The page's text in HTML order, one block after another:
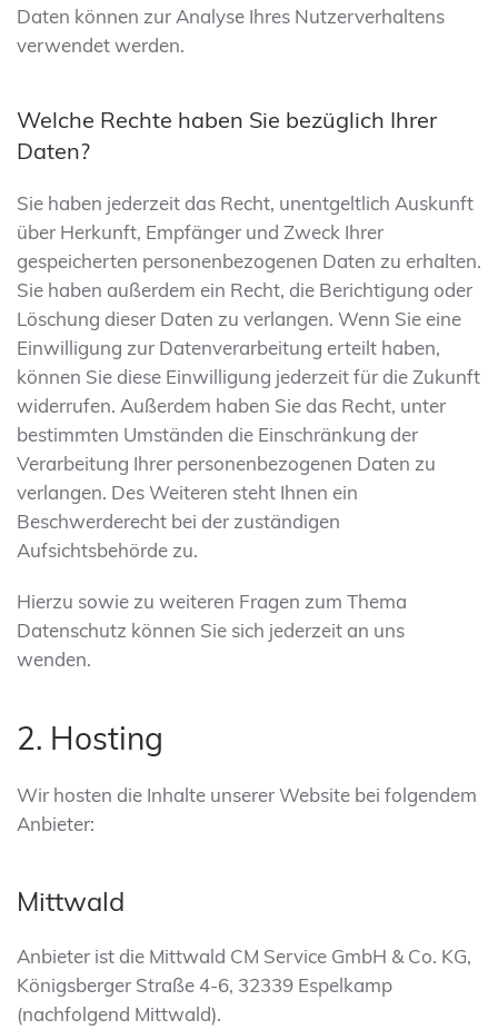
Daten können zur Analyse Ihres Nutzerverhaltens
verwendet werden.
Welche Rechte haben Sie bezüglich Ihrer
Daten?
Sie haben jederzeit das Recht, unentgeltlich Auskunft
über Herkunft, Empfänger und Zweck Ihrer
gespeicherten personenbezogenen Daten zu erhalten.
Sie haben außerdem ein Recht, die Berichtigung oder
Löschung dieser Daten zu verlangen. Wenn Sie eine
Einwilligung zur Datenverarbeitung erteilt haben,
können Sie diese Einwilligung jederzeit für die Zukunft
widerrufen. Außerdem haben Sie das Recht, unter
bestimmten Umständen die Einschränkung der
Verarbeitung Ihrer personenbezogenen Daten zu
verlangen. Des Weiteren steht Ihnen ein
Beschwerderecht bei der zuständigen
Aufsichtsbehörde zu.
Hierzu sowie zu weiteren Fragen zum Thema
Datenschutz können Sie sich jederzeit an uns
wenden.
2. Hosting
Wir hosten die Inhalte unserer Website bei folgendem
Anbieter:
Mittwald
Anbieter ist die Mittwald CM Service GmbH & Co. KG,
Königsberger Straße 4-6, 32339 Espelkamp
(nachfolgend Mittwald).